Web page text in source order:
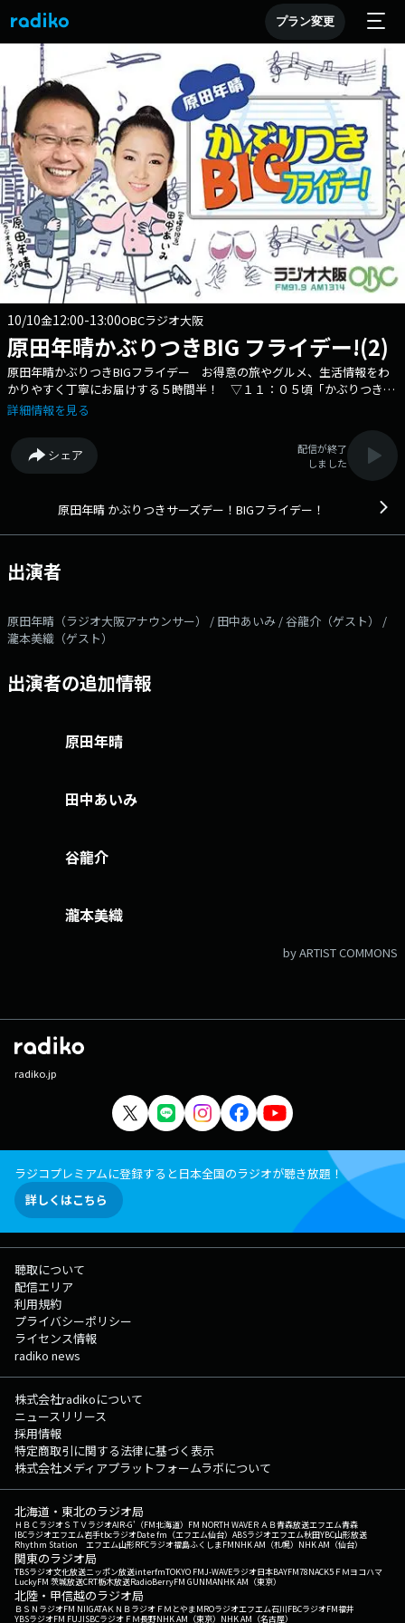
プラン変更
10/10金12:00-13:00OBCラジオ大阪
原田年晴かぶりつきBIG フライデー!(2)
原田年晴かぶりつきBIGフライデー お得意の旅やグルメ、生活情報をわ
かりやすく丁寧にお届けする５時間半！ ▽１１：０５頃「かぶりつきジ
ャーナル」 ▽１１：３０頃「田中あいみ、あいみ～マイン！」 田中
２：２０頃「平田進也のtabiwaでトラベル」 ▽１２：３０「テレホン人
生相談」 ▽１３：００ 「ゲスト/瀧本美織」 ▽１４：４０頃「突撃
コール！」 あなたの携帯にいきなり電話します ▽１５：００「生
「ゲスト/谷龍介」 ▽１５：４５頃「ふるさとの話しをしよう」 み
ル！」 ▽１６：１５頃
「私だけのメモリー
んの思い出を紹介し曲をお届けします。 出演者／ 原田年晴 田中あ
いみ 番組へのメッセージはこちらまで メッセージフォーム：
https://www.obc1314.co.jp/message/kaburitsuki/ 番組メールアドレ
ラジオ大阪「かぶりつきBIGフライデー！」 ------------------------------
Twitter）：＠kaburitsuki_obc ハッシュタグ： #かぶりつきはらだ ----
---------------------------
詳細情報を見る
シェア
配信が終了
しました
原田年晴 かぶりつきサーズデー！BIGフライデー！
出演者
原田年晴（ラジオ大阪アナウンサー） / 田中あいみ / 谷龍介（ゲスト） /
瀧本美織（ゲスト）
出演者の追加情報
原田年晴
田中あいみ
谷龍介
瀧本美織
by ARTIST COMMONS
radiko.jp
ラジコプレミアムに登録すると日本全国のラジオが聴き放題！
詳しくはこちら
聴取について
配信エリア
利用規約
プライバシーポリシー
ライセンス情報
radiko news
株式会社radikoについて
ニュースリリース
採用情報
特定商取引に関する法律に基づく表示
株式会社メディアプラットフォームラボについて
北海道・東北のラジオ局
ＨＢＣラジオＳＴＶラジオAIR-G'（FM北海道） FM NORTH WAVEＲＡＢ青森放送エフエム青森
IBCラジオエフエム岩手tbcラジオDate fm（エフエム仙台） ABSラジオエフエム秋田YBC山形放送
Rhythm Station エフエム山形RFCラジオ福島ふくしまFMNHK AM（札幌） NHK AM（仙台）
関東のラジオ局
TBSラジオ文化放送ニッポン放送interfmTOKYO FMJ-WAVEラジオ日本BAYFM78NACK5 ＦＭヨコハマ
LuckyFM 茨城放送CRT栃木放送RadioBerryFM GUNMANHK AM（東京）
北陸・甲信越のラジオ局
ＢＳＮラジオFM NIIGATAＫＮＢラジオ ＦＭとやまMROラジオエフエム石川FBCラジオFM福井
YBSラジオFM FUJISBCラジオ ＦＭ長野NHK AM（東京） NHK AM（名古屋）